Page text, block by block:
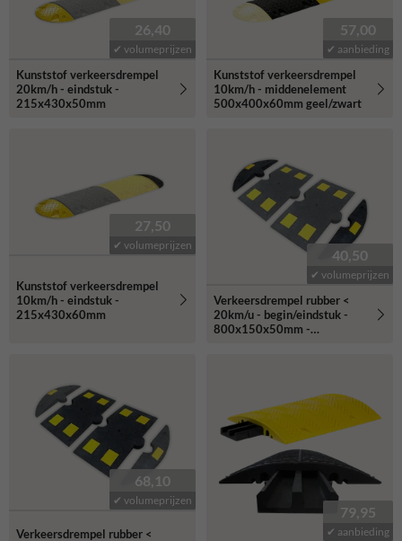
26,40
✔ volumeprijzen
Kunststof verkeersdrempel
20km/h - eindstuk -
215x430x50mm
57,00
✔ aanbieding
Kunststof verkeersdrempel
10km/h - middenelement
500x400x60mm geel/zwart
27,50
✔ volumeprijzen
Kunststof verkeersdrempel
10km/h - eindstuk -
215x430x60mm
40,50
✔ volumeprijzen
Verkeersdrempel rubber <
20km/u - begin/eindstuk -
800x150x50mm -
68,10
✔ volumeprijzen
Verkeersdrempel rubber <
79,95
✔ aanbieding